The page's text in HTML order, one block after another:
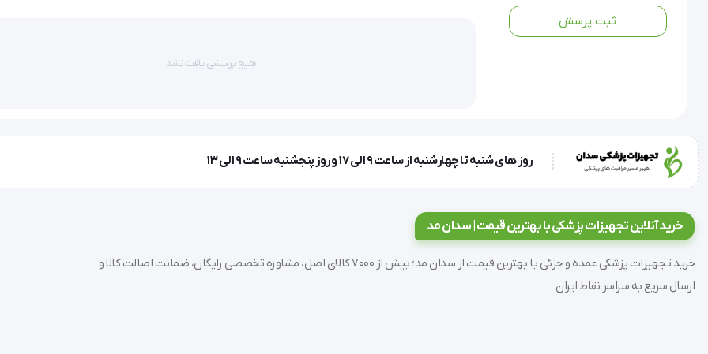
ساخته شده از استیل ضد زنگ با کیفیت بالا
قابلیت ضدعفونی شدن در اتوکلاو
دارای ۲ سال گارانتی رسمی
ثبت پرسش
هیچ پرسشی یافت نشد
روز های شنبه تا چهارشنبه از ساعت 9 الی 17 و روز پنجشنبه ساعت 9 الی 13
خرید آنلاین تجهیزات پزشکی با بهترین قیمت | سدان مد
خرید تجهیزات پزشکی عمده و جزئی با بهترین قیمت از سدان مد؛ بیش از 7000 کالای اصل، مشاوره تخصصی رایگان، ضمانت اصالت کالا و
ارسال سریع به سراسر نقاط ایران